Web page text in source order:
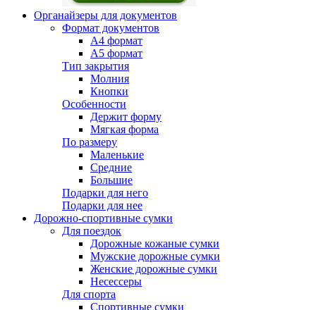
Органайзеры для документов
Формат документов
А4 формат
А5 формат
Тип закрытия
Молния
Кнопки
Особенности
Держит форму
Мягкая форма
По размеру
Маленькие
Средние
Большие
Подарки для него
Подарки для нее
Дорожно-спортивные сумки
Для поездок
Дорожные кожаные сумки
Мужские дорожные сумки
Женские дорожные сумки
Несессеры
Для спорта
Спортивные сумки